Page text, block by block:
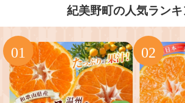
紀美野町の人気ラン